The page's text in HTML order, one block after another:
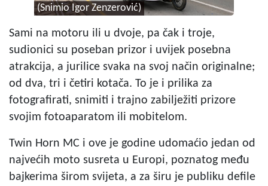
(Snimio Igor Zenzerović)
Sami na motoru ili u dvoje, pa čak i troje,
sudionici su poseban prizor i uvijek posebna
atrakcija, a jurilice svaka na svoj način originalne;
od dva, tri i četiri kotača. To je i prilika za
fotografirati, snimiti i trajno zabilježiti prizore
svojim fotoaparatom ili mobitelom.
Twin Horn MC i ove je godine udomaćio jedan od
najvećih moto susreta u Europi, poznatog među
bajkerima širom svijeta, a za širu je publiku defile